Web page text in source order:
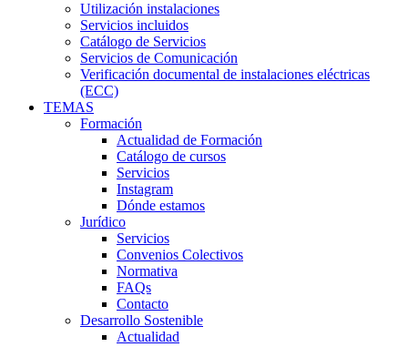
Utilización instalaciones
Servicios incluidos
Catálogo de Servicios
Servicios de Comunicación
Verificación documental de instalaciones eléctricas
(ECC)
TEMAS
Formación
Actualidad de Formación
Catálogo de cursos
Servicios
Instagram
Dónde estamos
Jurídico
Servicios
Convenios Colectivos
Normativa
FAQs
Contacto
Desarrollo Sostenible
Actualidad